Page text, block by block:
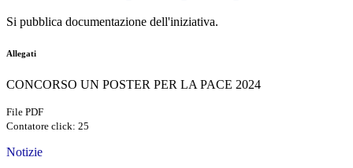
Si pubblica documentazione dell'iniziativa.
Allegati
CONCORSO UN POSTER PER LA PACE 2024
File PDF
Contatore click: 25
Notizie